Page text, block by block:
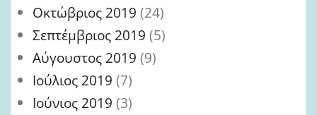
Οκτώβριος 2019 (24)
Σεπτέμβριος 2019 (5)
Αύγουστος 2019 (9)
Ιούλιος 2019 (7)
Ιούνιος 2019 (3)